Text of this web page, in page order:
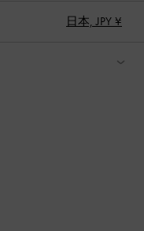
日本, JPY ¥